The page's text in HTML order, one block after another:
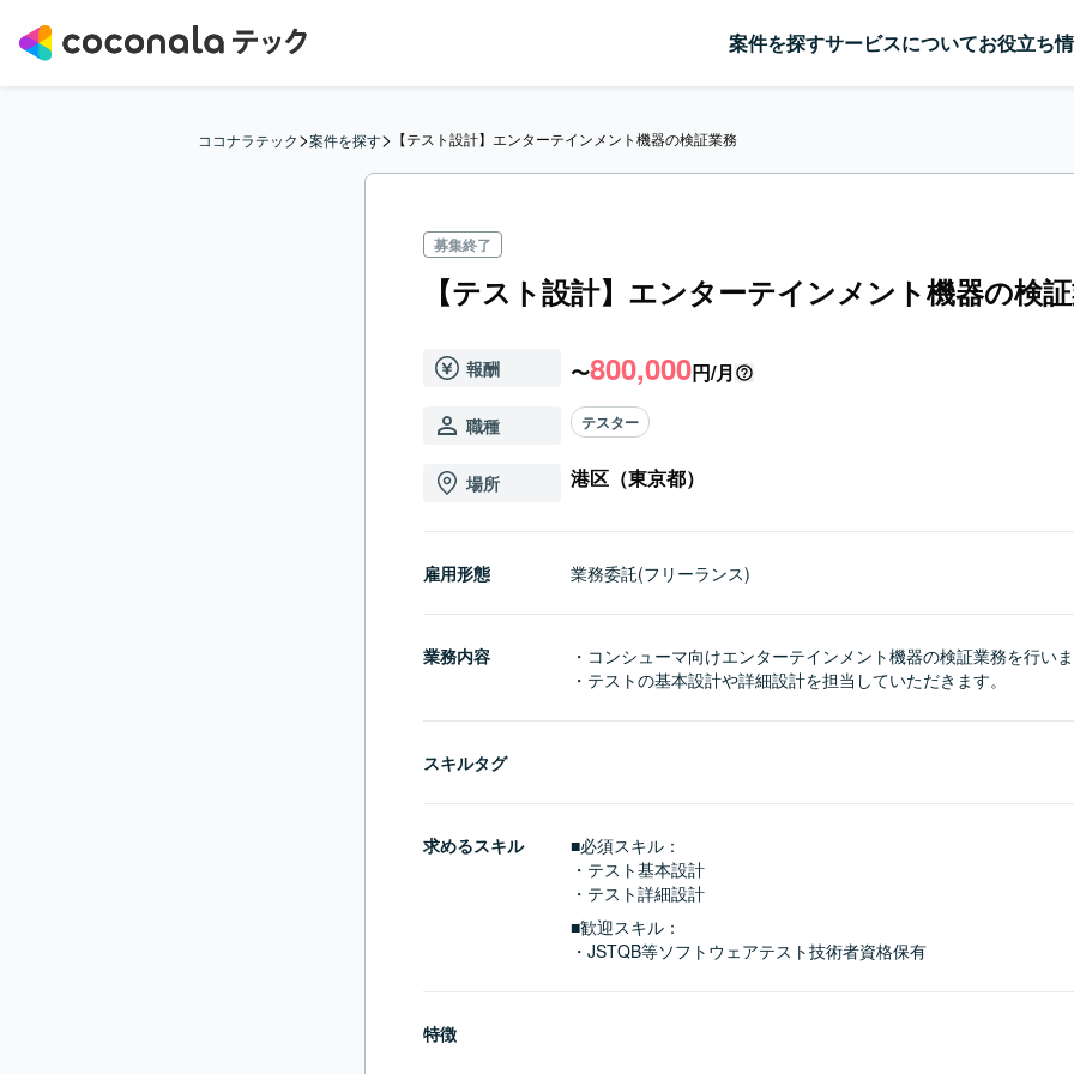
案件を探すサービスについてお役立ち
ココナラテック>案件を探す> 【テスト設計】エンターテインメント機器の検証業務
募集終了
【テスト設計】エンターテインメント機器の検
報酬 〜800,000円/月
職種 テスター
場所 港区（東京都）
雇用形態 業務委託(フリーランス)
業務内容
・コンシューマ向けエンターテインメント機器の検証業務を行い
・テストの基本設計や詳細設計を担当していただきます。
スキルタグ
求めるスキル
■必須スキル：
・テスト基本設計
・テスト詳細設計
■歓迎スキル：
・JSTQB等ソフトウェアテスト技術者資格保有
特徴